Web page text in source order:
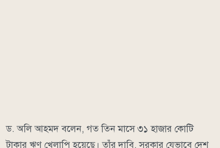
ড. অলি আহমদ বলেন, গত তিন মাসে ৩১ হাজার কোটি
টাকার ঋণ খেলাপি হয়েছে। তাঁর দাবি, সরকার যেভাবে দেশ